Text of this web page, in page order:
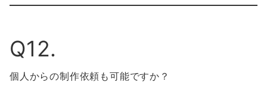
Q12.
個人からの制作依頼も可能ですか？